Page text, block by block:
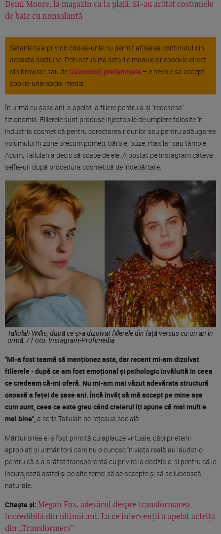
Demi Moore, la magazin ca la plajă. Și-au arătat costumele
de baie cu nonșalanță
Setarile tale privind cookie-urile nu permit afisarea continutul din
aceasta sectiune. Poti actualiza setarile modulelor coookie direct
din browser sau de Gestionați preferințele – e nevoie sa accepti
cookie-urile social media
În urmă cu șase ani, a apelat la fillere pentru a-și "redesena"
fizionomia. Fillerele sunt produse injectabile de umplere folosite în
industria cosmetică pentru corectarea ridurilor sau pentru adăugarea
volumului în zone precum pomeți, bărbie, buze, maxilar sau tâmple.
Acum, Tallulah a decis să scape de ele. A postat pe Instagram câteva
selfie-uri după procedura cosmetică de îndepărtare.
Tallulah Willis, după ce și-a dizolvat fillerele din față versus cu un an în
urmă. / Foto: Instagram-Profimedia
"Mi-a fost teamă să menționez asta, dar recent mi-am dizolvat
fillerele - după ce am fost emoțional și psihologic învăluită în ceea
ce credeam că-mi oferă. Nu mi-am mai văzut adevărata structură
osoasă a feței de șase ani. Încă învăț să mă accept pe mine așa
cum sunt, ceea ce este greu când creierul îți spune că mai mult e
mai bine", a scris Tallulah pe rețeaua socială.
Mărturisirea ei a fost primită cu aplauze virtuale, căci prietenii
apropiați și urmăritorii care nu o cunosc în viața reală au lăudat-o
pentru că s-a arătat transparentă cu privire la decizia ei și pentru că le
încurajează astfel și pe alte femei să se accepte și să se iubească
naturale.
Citește și: Megan Fox, adevărul despre transformarea
incredibilă din ultimii ani. La ce intervenții a apelat actrița
din „Transformers”